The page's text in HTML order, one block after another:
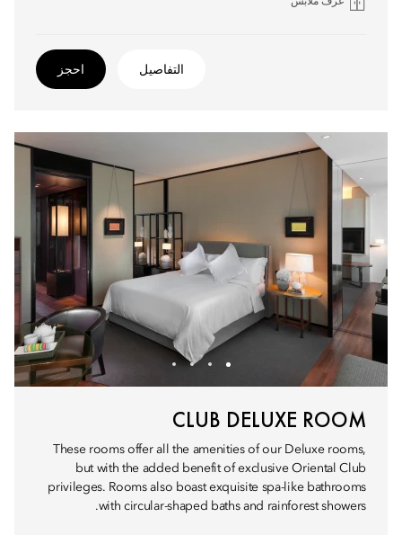
التفاصيل احجز
CLUB DELUXE ROOM
These rooms offer all the amenities of our Deluxe rooms,
but with the added benefit of exclusive Oriental Club
privileges. Rooms also boast exquisite spa-like bathrooms
with circular-shaped baths and rainforest showers.